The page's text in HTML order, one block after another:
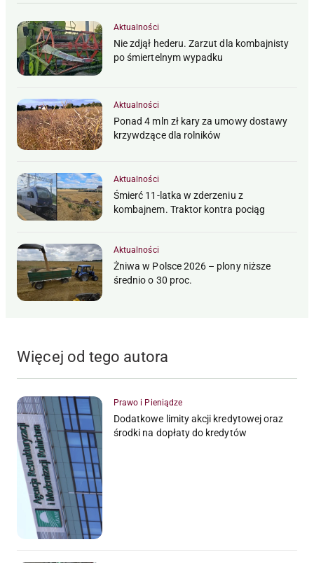
Aktualności
Nie zdjął hederu. Zarzut dla kombajnisty
po śmiertelnym wypadku
Aktualności
Ponad 4 mln zł kary za umowy dostawy
krzywdzące dla rolników
Aktualności
Śmierć 11-latka w zderzeniu z
kombajnem. Traktor kontra pociąg
Aktualności
Żniwa w Polsce 2026 – plony niższe
średnio o 30 proc.
Więcej od tego autora
Prawo i Pieniądze
Dodatkowe limity akcji kredytowej oraz
środki na dopłaty do kredytów